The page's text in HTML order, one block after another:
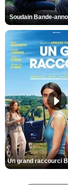
Soudain Bande-